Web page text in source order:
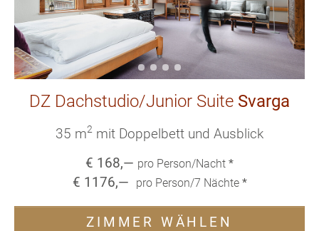
DZ Dachstudio/Junior Suite Svarga
35 m2 mit Doppelbett und Ausblick
€ 168,— pro Person/Nacht *
€ 1176,— pro Person/7 Nächte *
ZIMMER WÄHLEN